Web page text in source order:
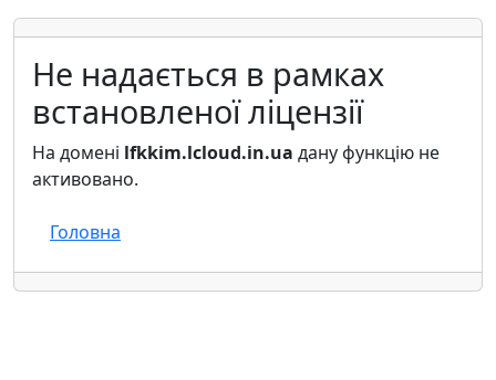
Не надається в рамках
встановленої ліцензії
На домені lfkkim.lcloud.in.ua дану функцію не
активовано.
Головна